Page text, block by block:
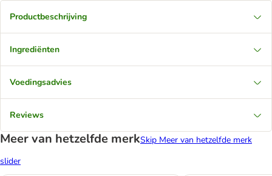
Productbeschrijving
Ingrediënten
Voedingsadvies
Reviews
Meer van hetzelfde merkSkip Meer van hetzelfde merk
slider